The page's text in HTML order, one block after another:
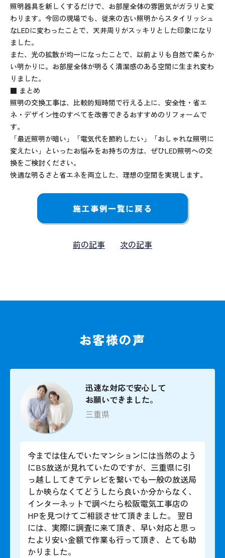
照明器具を新しくするだけで、お部屋全体の雰囲気がガラリと変
わります。今回の現場でも、従来の古い照明からスタイリッシュ
なLEDに変わったことで、天井周りがスッキリとした印象になり
ました。
また、光の拡散が均一になったことで、以前よりも自然で柔らか
い明かりに。お部屋全体が明るく清潔感のある空間に生まれ変わ
りました。
■ まとめ
照明の交換工事は、比較的短時間で行える上に、安全性・省エ
ネ・デザイン性のすべてを改善できるおすすめのリフォームで
す。
「最近照明が暗い」「電気代を節約したい」「おしゃれな照明に
変えたい」といったお悩みをお持ちの方は、ぜひLED照明への交
換をご検討ください。
快適な明るさと省エネを両立した、理想の空間を実現します。
施工事例一覧に戻る
前の記事 次の記事
お客様の声
迅速な対応で安心して
お願いできました。
三重県
今までは住んでいたマンションには当然のよう
にBS放送が見れていたのですが、三重県に引
っ越ししてきてテレビを繋いでも一般の放送局
しか映らなくてどうしたら良いか分からなく、
インターネットで調べたら松阪電気工事店の
HPを見つけてご相談させて頂きました。 翌日
には、実際に調査に来て頂き、早い対応と思っ
たより安い金額で作業も行って頂き、とても助
かりました。